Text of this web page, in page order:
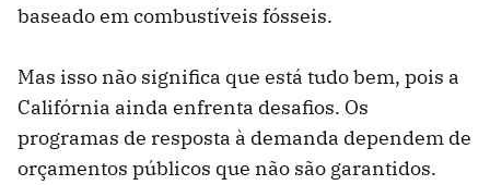
baseado em combustíveis fósseis.
Mas isso não significa que está tudo bem, pois a
Califórnia ainda enfrenta desafios. Os
programas de resposta à demanda dependem de
orçamentos públicos que não são garantidos.